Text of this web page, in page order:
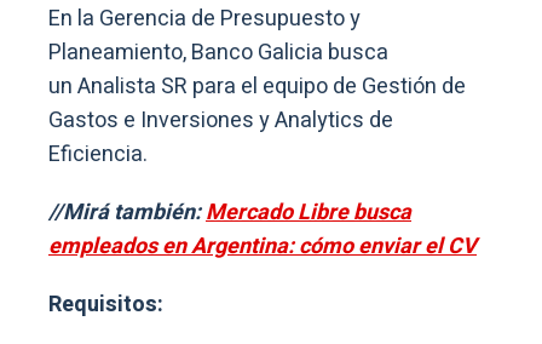
En la Gerencia de Presupuesto y
Planeamiento, Banco Galicia busca
un Analista SR para el equipo de Gestión de
Gastos e Inversiones y Analytics de
Eficiencia.
//Mirá también:Mercado Libre busca
empleados en Argentina: cómo enviar el CV
Requisitos: